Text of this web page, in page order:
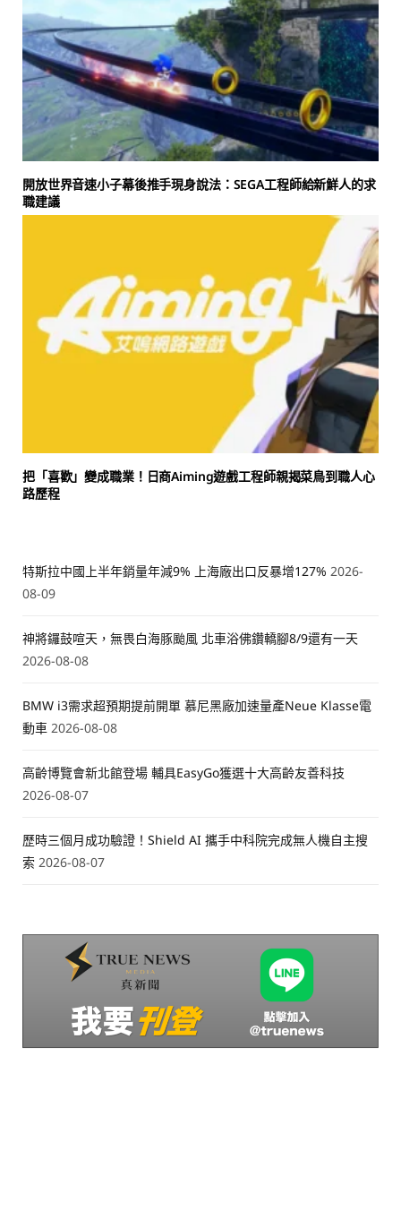
開放世界音速小子幕後推手現身說法：SEGA工程師給新鮮人的求
職建議
把「喜歡」變成職業！日商Aiming遊戲工程師親揭菜鳥到職人心
路歷程
特斯拉中國上半年銷量年減9% 上海廠出口反暴增127% 2026-
08-09
神將鑼鼓喧天，無畏白海豚颱風 北車浴佛鑽轎腳8/9還有一天
2026-08-08
BMW i3需求超預期提前開單 慕尼黑廠加速量產Neue Klasse電
動車 2026-08-08
高齡博覽會新北館登場 輔具EasyGo獲選十大高齡友善科技
2026-08-07
歷時三個月成功驗證！Shield AI 攜手中科院完成無人機自主搜
索 2026-08-07